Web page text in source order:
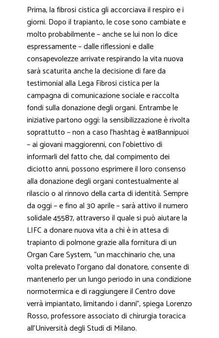
Prima, la fibrosi cistica gli accorciava il respiro e i
giorni. Dopo il trapianto, le cose sono cambiate e
molto probabilmente – anche se lui non lo dice
espressamente – dalle riflessioni e dalle
consapevolezze arrivate respirando la vita nuova
sarà scaturita anche la decisione di fare da
testimonial alla Lega Fibrosi cistica per la
campagna di comunicazione sociale e raccolta
fondi sulla donazione degli organi. Entrambe le
iniziative partono oggi: la sensibilizzazione è rivolta
soprattutto – non a caso l’hashtag è #a18annipuoi
– ai giovani maggiorenni, con l’obiettivo di
informarli del fatto che, dal compimento dei
diciotto anni, possono esprimere il loro consenso
alla donazione degli organi contestualmente al
rilascio o al rinnovo della carta di identità. Sempre
da oggi – e fino al 30 aprile – sarà attivo il numero
solidale 45587, attraverso il quale si può aiutare la
LIFC a donare nuova vita a chi è in attesa di
trapianto di polmone grazie alla fornitura di un
Organ Care System, “un macchinario che, una
volta prelevato l’organo dal donatore, consente di
mantenerlo per un lungo periodo in una condizione
normotermica e di raggiungere il Centro dove
verrà impiantato, limitando i danni”, spiega Lorenzo
Rosso, professore associato di chirurgia toracica
all’Università degli Studi di Milano.